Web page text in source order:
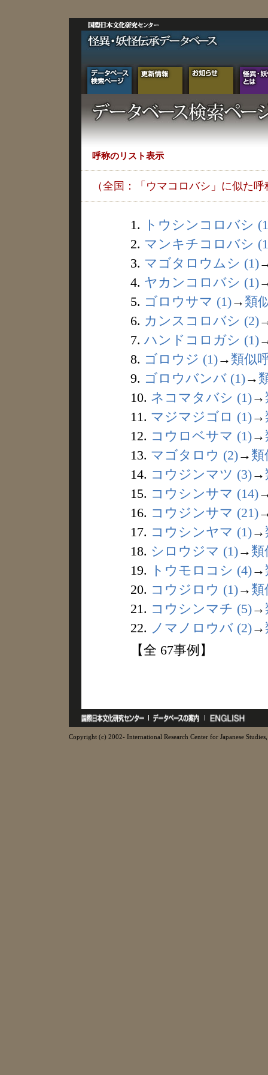
呼称のリスト表示
（全国：「ウマコロバシ」に似た呼
1.
トウシンコロバシ
2. マンキチコロバシ
3. マゴタロウムシ (1)
4. ヤカンコロバシ (1)
5. ゴロウサマ (1)→ 類
6. カンスコロバシ (2)
7. ハンドコロガシ (1)
8. ゴロウジ (1)→ 類似
9. ゴロウバンバ (1)→
10. ネコマタバシ (1)→
11. マジマジゴロ (1)→
12. コウロベサマ (1)→
13. マゴタロウ (2)→ 類
14. コウジンマツ (3)→
15. コウシンサマ (14)
16. コウジンサマ (21)
17. コウシンヤマ (1)→
18. シロウジマ (1)→ 類
19.
トウモロコシ (4)→
20. コウジロウ (1)→ 類
21. コウシンマチ (5)→
22. ノマノロウバ (2)→
【全 67事例】
Copyright (c) 2002- International Research Center for Japanese